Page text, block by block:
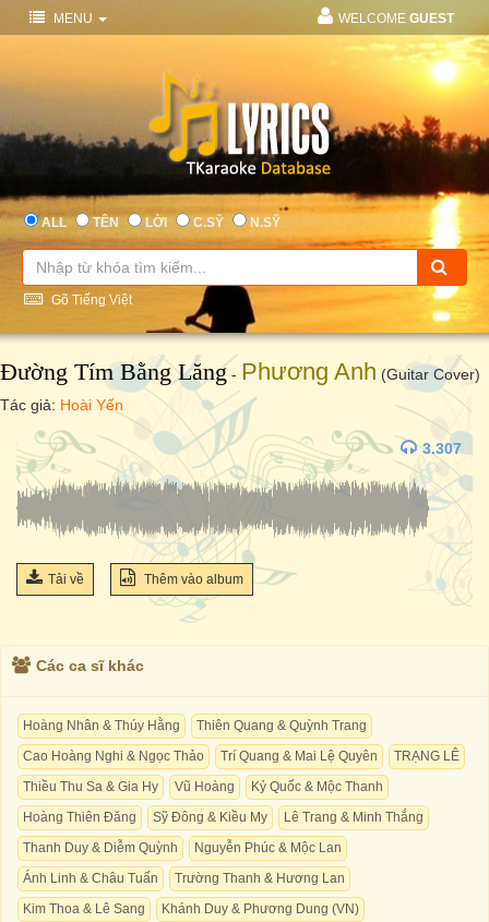
MENU WELCOME GUEST
ALL TÊN LỜI C.SỸ N.SỸ
Gõ Tiếng Việt
Đường Tím Bằng Lăng - Phương Anh (Guitar Cover)
Tác giả: Hoài Yến
3.307
Tải về Thêm vào album
Các ca sĩ khác
Hoàng Nhân & Thúy Hằng
Thiên Quang & Quỳnh Trang
Cao Hoàng Nghi & Ngọc Thảo
Trí Quang & Mai Lệ Quyên
TRẠNG LÊ
Thiều Thu Sa & Gia Hy
Vũ Hoàng
Kỷ Quốc & Mộc Thanh
Hoàng Thiên Đăng
Sỹ Đông & Kiều My
Lê Trang & Minh Thắng
Thanh Duy & Diễm Quỳnh
Nguyễn Phúc & Mộc Lan
Ánh Linh & Châu Tuấn
Trường Thanh & Hương Lan
Kim Thoa & Lê Sang
Khánh Duy & Phương Dung (VN)